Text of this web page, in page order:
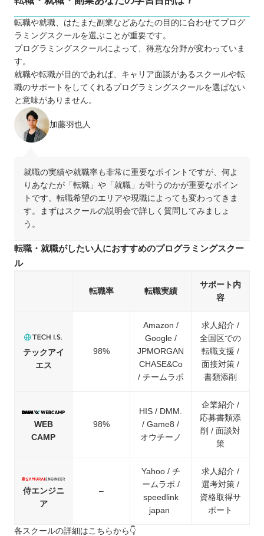
転職や就職、はたまた副業などあなたの目的に合わせてプログ
ラミングスクールを選ぶことが重要です。
プログラミングスクールによって、得意な分野が変わっていま
す。
就職や転職が目的であれば、キャリア面談があるスクールや転
職のサポートをしてくれるプログラミングスクールを選ばない
と意味がありません。
加藤羽也人
就職の実績や就職率も非常に重要なポイントですが、何よ
りあなたが「転職」や「就職」が叶うのかが重要なポイン
トです。転職希望のエリアや現職によっても変わってきま
す。まずはスクールの説明会で詳しく質問してみましょ
う。
転職・就職がしたい人におすすめのプログラミングスクー
ル
転職率 転職実績
サポート内
容
テックアイ
エス
98%
Amazon /
Google /
JPMORGAN
CHASE&Co
/ チームラボ
求人紹介 /
全国区での
転職支援 /
面接対策 /
書類添削
WEB
CAMP
98%
HIS / DMM.
/ Game8 /
オウチーノ
企業紹介 /
応募書類添
削 / 面談対
策
侍エンジニ
ア
–
Yahoo / チ
ームラボ /
speedlink
japan
求人紹介 /
選考対策 /
資格取得サ
ポート
各スクールの詳細はこちらから👇